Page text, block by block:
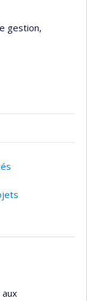
gestion,